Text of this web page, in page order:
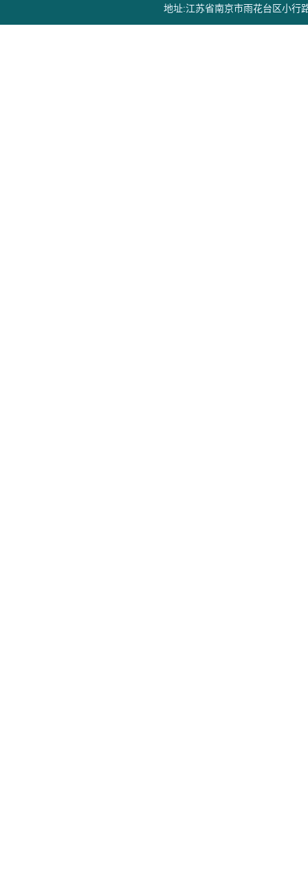
地址:江苏省南京市雨花台区小行